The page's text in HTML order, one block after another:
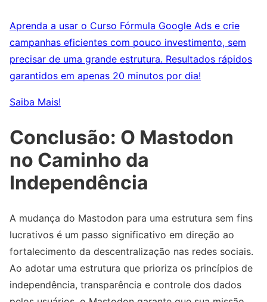
Aprenda a usar o Curso Fórmula Google Ads e crie
campanhas eficientes com pouco investimento, sem
precisar de uma grande estrutura. Resultados rápidos
garantidos em apenas 20 minutos por dia!
Saiba Mais!
Conclusão: O Mastodon
no Caminho da
Independência
A mudança do Mastodon para uma estrutura sem fins
lucrativos é um passo significativo em direção ao
fortalecimento da descentralização nas redes sociais.
Ao adotar uma estrutura que prioriza os princípios de
independência, transparência e controle dos dados